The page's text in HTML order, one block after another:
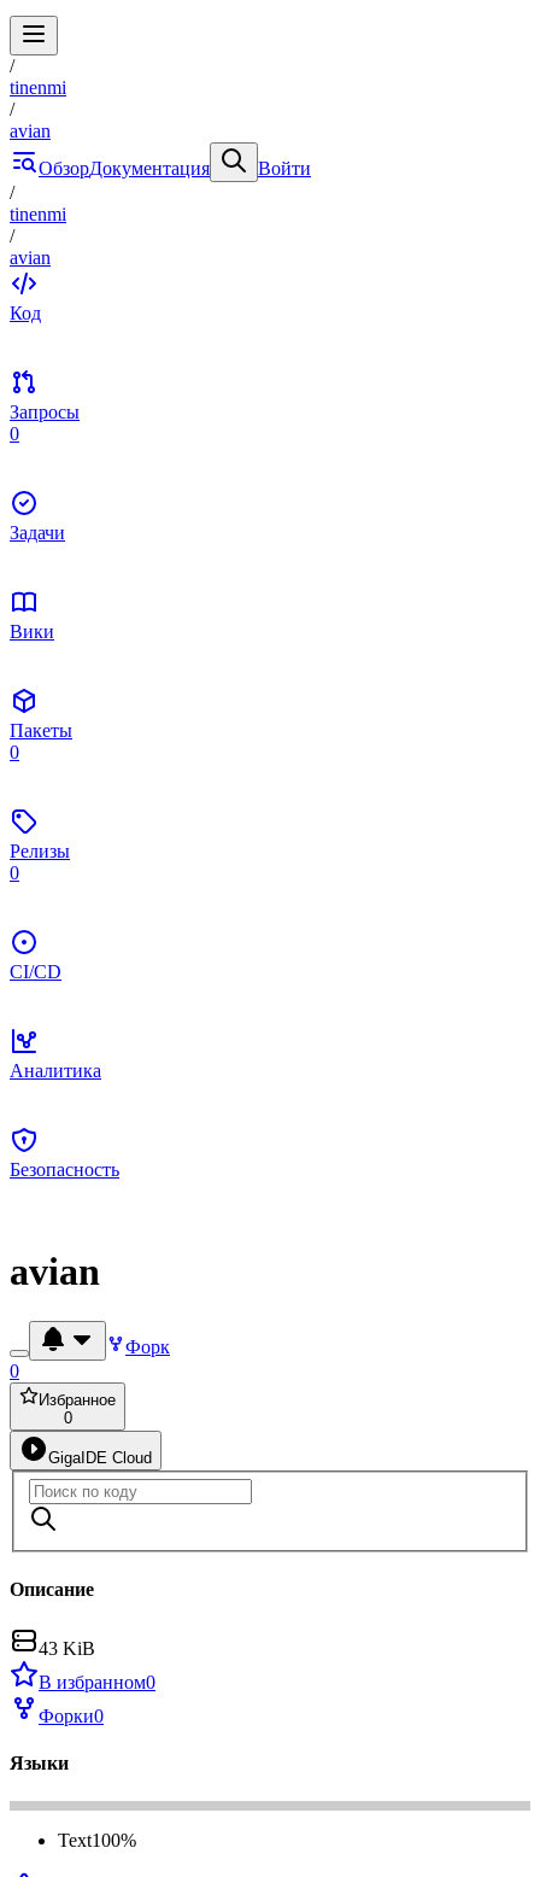
/
tinenmi
/
avian
ОбзорДокументация
Войти
/
tinenmi
/
avian
Код
Запросы
0
Задачи
Вики
Пакеты
0
Релизы
0
CI/CD
Аналитика
Безопасность
avian
Форк
0
Избранное
0
GigaIDE Cloud
Описание
43 KiB
В избранном0
Форки0
Языки
Text100%